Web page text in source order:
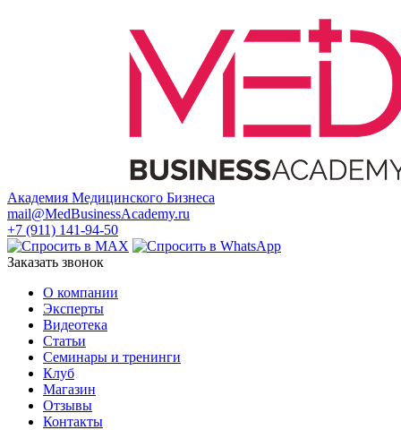
Академия Медицинского Бизнеса
mail@MedBusinessAcademy.ru
+7 (911) 141-94-50
Заказать звонок
О компании
Эксперты
Видеотека
Статьи
Семинары и тренинги
Клуб
Магазин
Отзывы
Контакты